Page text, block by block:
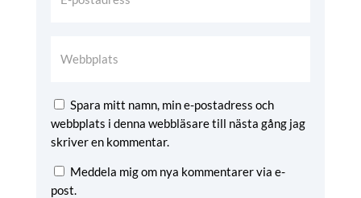
Spara mitt namn, min e-postadress och
webbplats i denna webbläsare till nästa gång jag
skriver en kommentar.
Meddela mig om nya kommentarer via e-
post.